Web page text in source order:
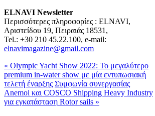
ELNAVI Newsletter
Περισσότερες πληροφορίες : ELNAVI,
Αριστείδου 19, Πειραιάς 18531,
Tel.: +30 210 45.22.100, e-mail:
elnavimagazine@gmail.com
« Olympic Yacht Show 2022: Το μεγαλύτερο
premium in-water show με μία εντυπωσιακή
τελετή έναρξης Συμφωνία συνεργασίας
Anemoi και COSCO Shipping Heavy Industry
για εγκατάσταση Rotor sails »